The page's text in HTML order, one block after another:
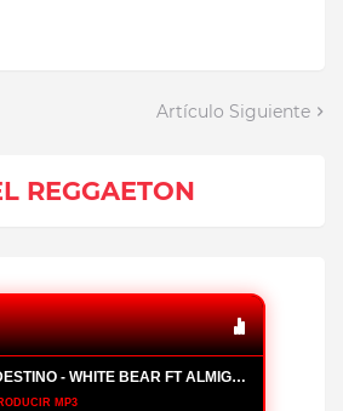
Artículo Siguiente
REGGAETON
MI DESTINO - WHITE BEAR FT ALMIGHTY, YOMO
MP3